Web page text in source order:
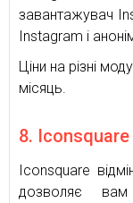
завантажувач
Instagram і
Ціни на різні
місяць.
8. Iconsquare
Iconsquare
дозволяє вам